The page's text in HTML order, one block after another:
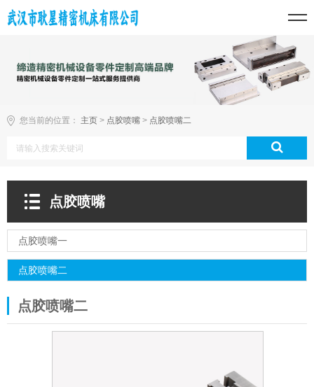
您当前的位置： 主页 > 点胶喷嘴 > 点胶喷嘴二
点胶喷嘴
点胶喷嘴一
点胶喷嘴二
点胶喷嘴二